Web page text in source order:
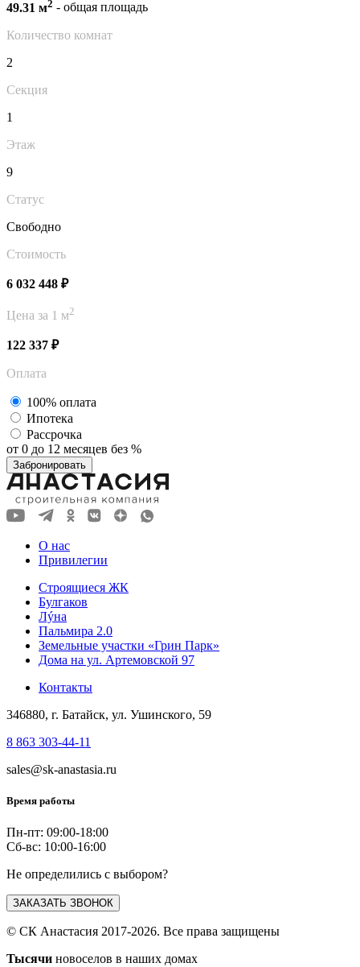
49.31 м2 - общая площадь
Количество комнат
2
Секция
1
Этаж
9
Статус
Свободно
Стоимость
6 032 448 ₽
Цена за 1 м2
122 337 ₽
Оплата
100% оплата
Ипотека
Рассрочка
от 0 до 12 месяцев без %
Забронировать
О нас
Привилегии
Строящиеся ЖК
Булгаков
Лýна
Пальмира 2.0
Земельные участки «Грин Парк»
Дома на ул. Артемовской 97
Контакты
346880, г. Батайск, ул. Ушинского, 59
8 863 303-44-11
sales@sk-anastasia.ru
Время работы
Пн-пт: 09:00-18:00
Сб-вс: 10:00-16:00
Не определились с выбором?
ЗАКАЗАТЬ ЗВОНОК
© СК Анастасия 2017-2026. Все права защищены
Тысячи новоселов в наших домах